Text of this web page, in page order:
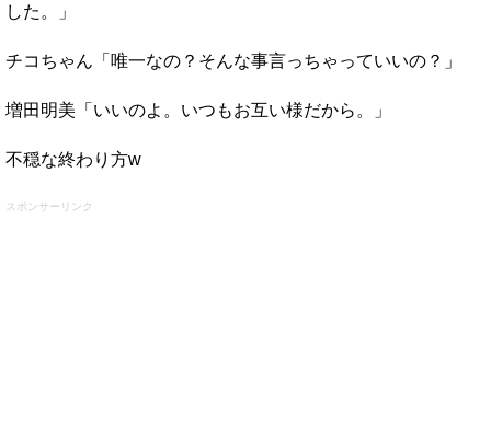
した。」
チコちゃん「唯一なの？そんな事言っちゃっていいの？」
増田明美「いいのよ。いつもお互い様だから。」
不穏な終わり方w
スポンサーリンク